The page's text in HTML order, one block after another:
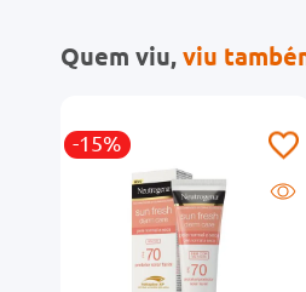
Quem viu,viu
-15%